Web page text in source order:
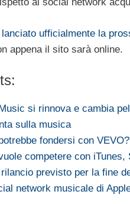
al social network
ufficialmente la
appena il sito sarà online.
si rinnova e cambia
sulla musica
fondersi con VEVO?
competere con iTunes,
previsto per la fine
network musicale di